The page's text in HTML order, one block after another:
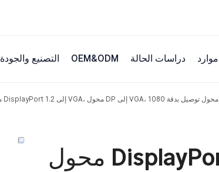
التصنيع والجودة OEM&ODM دراسات الحالة موارد
محول DisplayPort 1.2 إلى VGA، محول DP